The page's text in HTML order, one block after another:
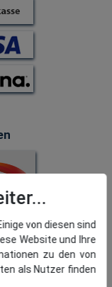
von diesen sind
Website und Ihre
zu den von
als Nutzer finden